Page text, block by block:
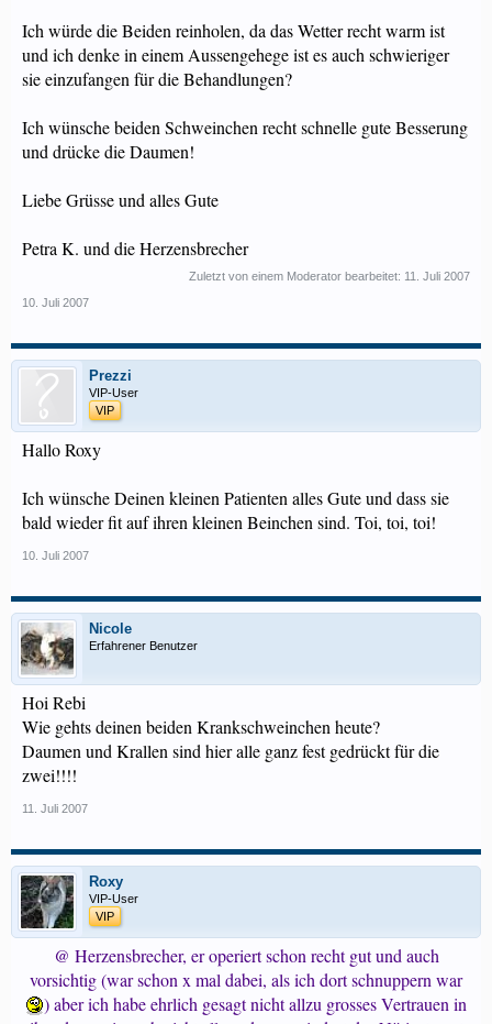
Ich würde die Beiden reinholen, da das Wetter recht warm ist
und ich denke in einem Aussengehege ist es auch schwieriger
sie einzufangen für die Behandlungen?
Ich wünsche beiden Schweinchen recht schnelle gute Besserung
und drücke die Daumen!
Liebe Grüsse und alles Gute
Petra K. und die Herzensbrecher
Zuletzt von einem Moderator bearbeitet: 11. Juli 2007
10. Juli 2007
Prezzi
VIP-User
VIP
Hallo Roxy
Ich wünsche Deinen kleinen Patienten alles Gute und dass sie
bald wieder fit auf ihren kleinen Beinchen sind. Toi, toi, toi!
10. Juli 2007
Nicole
Erfahrener Benutzer
Hoi Rebi
Wie gehts deinen beiden Krankschweinchen heute?
Daumen und Krallen sind hier alle ganz fest gedrückt für die
zwei!!!!
11. Juli 2007
Roxy
VIP-User
VIP
@ Herzensbrecher, er operiert schon recht gut und auch
vorsichtig (war schon x mal dabei, als ich dort schnuppern war
) aber ich habe ehrlich gesagt nicht allzu grosses Vertrauen in